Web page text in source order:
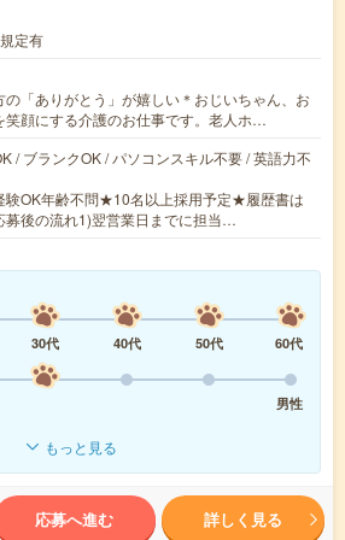
定有
の「ありがとう」が嬉しい＊おじいちゃん、お
笑顔にする介護のお仕事です。老人ホ…
/ ブランクOK / パソコンスキル不要 / 英語力不
験OK年齢不問★10名以上採用予定★履歴書は
後の流れ1)翌営業日までに担当…
30代 40代 50代
60代
男性
もっと見る
応募へ進む 詳しく見る